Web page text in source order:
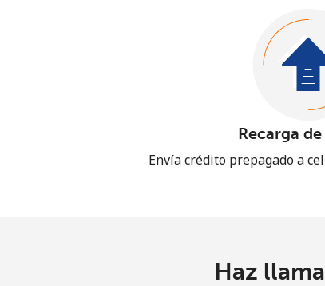
Recarga
Envía crédito prepagado a
Haz